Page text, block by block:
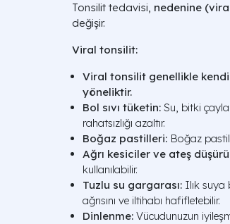
Tonsilit tedavisi, nedenine
değişir.
Viral tonsilit:
Viral tonsilit genellikle
yöneliktir.
Bol sıvı tüketin: Su, bitki
rahatsızlığı azaltır.
Boğaz pastilleri: Boğaz
Ağrı kesiciler ve ateş
kullanılabilir.
Tuzlu su gargarası: Ilık suya
ağrısını ve iltihabı hafifletebilir.
Dinlenme: Vücudunuzun